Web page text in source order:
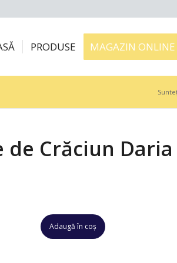
PRODUSE MAGAZIN ONLINE
de Crăciun Daria
Adaugă în coș